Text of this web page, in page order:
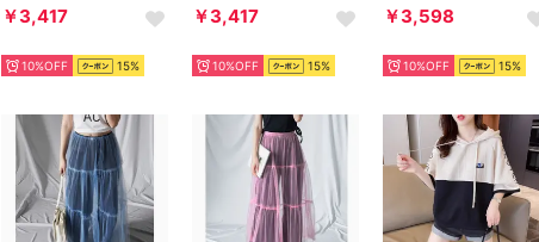
￥3,417
10%OFF 15%
￥3,417
10%OFF 15%
￥3,598
10%OFF 15%